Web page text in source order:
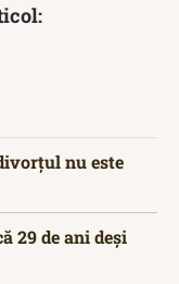
nu este
29 de ani deși